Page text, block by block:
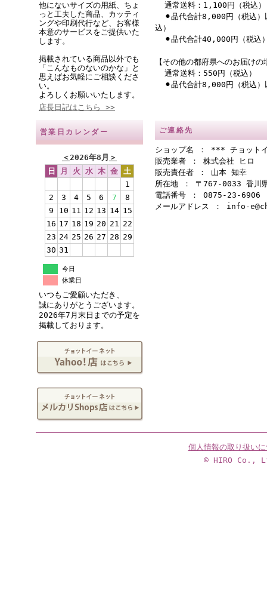
他にないサイズの用紙、ちょ
っと工夫した商品、カッティ
ングや印刷代行など、お客様
本意のサービスをご提供いた
します。
掲載されている商品以外でも
「こんなものないのかな」と
思えばお気軽にご相談くださ
い。
よろしくお願いいたします。
店長日記はこちら >>
営業日カレンダー
＜2026年8月 ＞
日
月 火 水 木 金 土
1
2
3 4 5 6 7
8
9
10 11 12 13 14 15
16 17 18 19 20 21 22
23 24 25 26 27 28 29
30 31
今日
休業日
いつもご愛顧いただき、
誠にありがとうございます。
2026年7月末日までの予定を
掲載しております。
通常送料：1,100円（税込）
⚫︎品代合計8,000円（税込）
込）
⚫︎品代合計40,000円（税込
【その他の都府県へのお届けの
通常送料：550円（税込）
⚫︎品代合計8,000円（税込）
ご連絡先
ショップ名 ： *** チョット
販売業者 ： 株式会社 ヒロ
販売責任者 ： 山本 知幸
所在地 ： 〒767-0033 香川
電話番号 ： 0875-23-6906
メールアドレス ： info-
個人情報の取り扱い
© HIRO Co.,